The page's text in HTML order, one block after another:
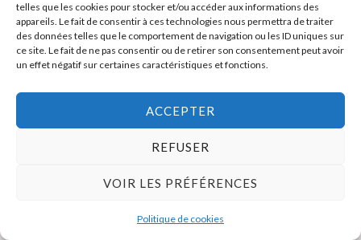
telles que les cookies pour stocker et/ou accéder aux informations des
appareils. Le fait de consentir à ces technologies nous permettra de traiter
des données telles que le comportement de navigation ou les ID uniques sur
ce site. Le fait de ne pas consentir ou de retirer son consentement peut avoir
un effet négatif sur certaines caractéristiques et fonctions.
ACCEPTER
REFUSER
VOIR LES PRÉFÉRENCES
Politique de cookies
Politique de cookies (UE)
Mentions légales
Copyright © 2026 La Boutique des Formateurs - Outils et Supports
pour formateurs